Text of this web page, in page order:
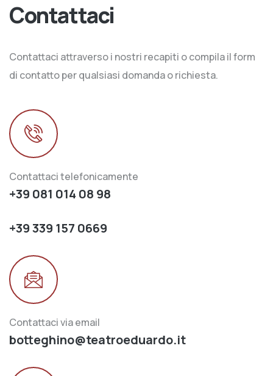
Contattaci
Contattaci attraverso i nostri recapiti o compila il form
di contatto per qualsiasi domanda o richiesta.
Contattaci telefonicamente
+39 081 014 08 98
+39 339 157 0669
Contattaci via email
botteghino@teatroeduardo.it